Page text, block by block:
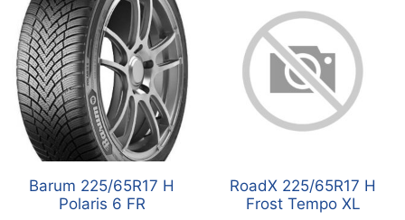
Barum 225/65R17 H
Polaris 6 FR
RoadX 225/65R17 H
Frost Tempo XL